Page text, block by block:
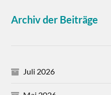
Archiv der Beiträge
Juli 2026